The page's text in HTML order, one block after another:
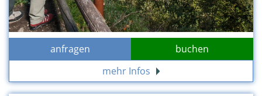
anfragen
buchen
mehr Infos